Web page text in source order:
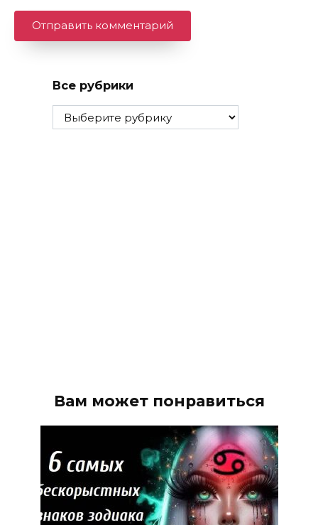
Все рубрики
Все
рубрики
Вам может понравиться